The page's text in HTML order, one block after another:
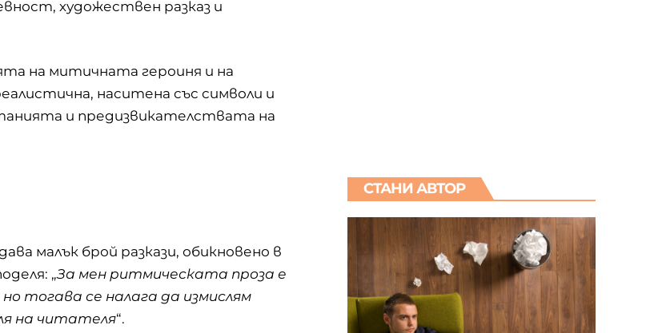
художествен разказ и
на митичната героиня и на
наситена със символи и
и предизвикателствата на
малък брой разкази, обикновено в
„За мен ритмическата проза е
тогава се налага да измислям
на читателя“.
СТАНИ АВТОР